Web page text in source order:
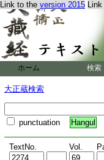
Link to the version 2015
ホーム 検索
大正蔵検索
punctuation Hangul
TextNo. Vol.